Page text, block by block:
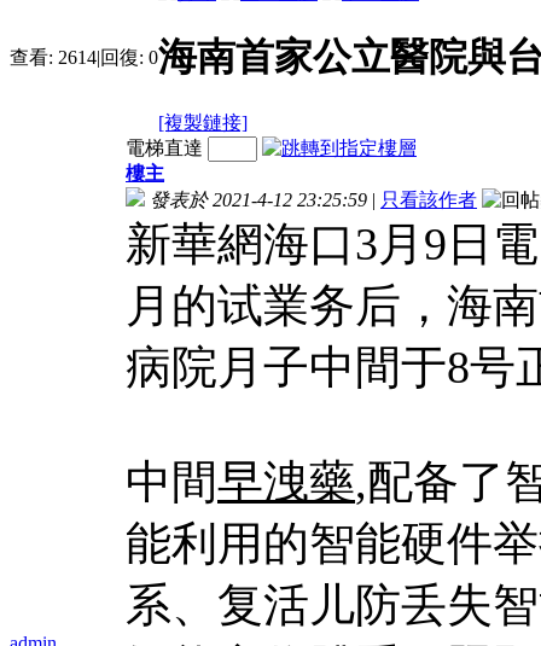
查看: 2614|回復: 0海南首家公立醫院與
[複製鏈接]
電梯直達
樓主
發表於 2021-4-12 23:25:59 | 只看該作者
新華網海口3月9日
月的试業务后，海
病院月子中間于8号
中間早洩藥,配备了
能利用的智能硬件
系、复活儿防丢失